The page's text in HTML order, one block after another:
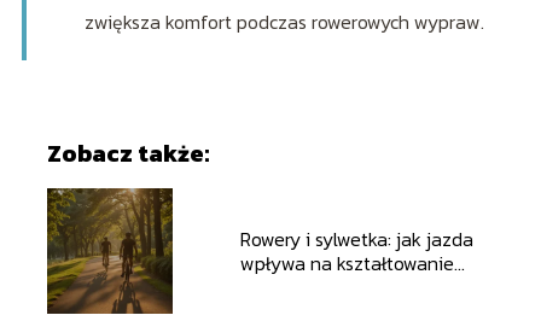
zwiększa komfort podczas rowerowych wypraw.
Zobacz także:
Rowery i sylwetka: jak jazda
wpływa na kształtowanie